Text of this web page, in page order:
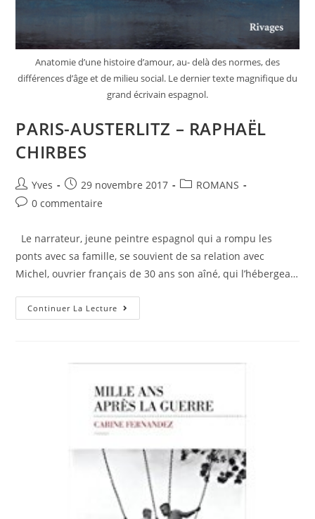
Anatomie d’une histoire d’amour, au- delà des normes, des
différences d’âge et de milieu social. Le dernier texte magnifique du
grand écrivain espagnol.
PARIS-AUSTERLITZ – RAPHAËL
CHIRBES
Yves 29 novembre 2017
ROMANS
0 commentaire
Le narrateur, jeune peintre espagnol qui a rompu les
ponts avec sa famille, se souvient de sa relation avec
Michel, ouvrier français de 30 ans son aîné, qui l’hébergea…
Continuer La Lecture